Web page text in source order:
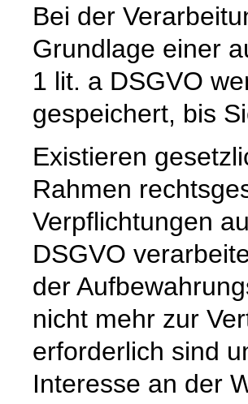
Bei der
Grundlage einer
1 lit. a DSGVO
gespeichert, bis
Existieren
Rahmen
Verpflichtungen
DSGVO
der
nicht mehr zur
erforderlich sind
Interesse an der